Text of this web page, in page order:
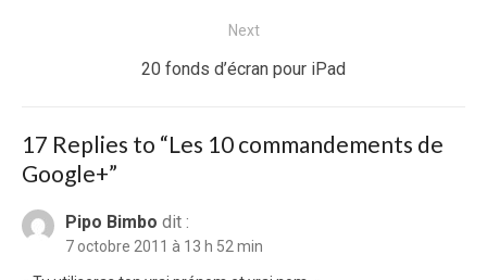
Next
Next
20 fonds d’écran pour iPad
17 Replies to “Les 10 commandements de
Google+”
Pipo Bimbo dit :
7 octobre 2011 à 13 h 52 min